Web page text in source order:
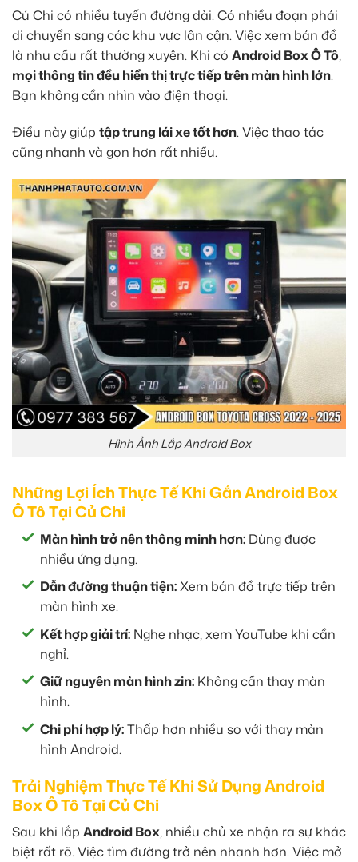
Củ Chi có nhiều tuyến đường dài. Có nhiều đoạn phải
di chuyển sang các khu vực lân cận. Việc xem bản đồ
là nhu cầu rất thường xuyên. Khi có Android Box Ô Tô,
mọi thông tin đều hiển thị trực tiếp trên màn hình lớn.
Bạn không cần nhìn vào điện thoại.
Điều này giúp tập trung lái xe tốt hơn. Việc thao tác
cũng nhanh và gọn hơn rất nhiều.
Hình Ảnh Lắp Android Box
Những Lợi Ích Thực Tế Khi Gắn Android Box
Ô Tô Tại Củ Chi
Màn hình trở nên thông minh hơn: Dùng được
nhiều ứng dụng.
Dẫn đường thuận tiện:Xem bản đồ trực tiếp trên
màn hình xe.
Kết hợp giải trí: Nghe nhạc, xem YouTube khi cần
nghỉ.
Giữ nguyên màn hình zin: Không cần thay màn
hình.
Chi phí hợp lý:Thấp hơn nhiều so với thay màn
hình Android.
Trải Nghiệm Thực Tế Khi Sử Dụng Android
Box Ô Tô Tại Củ Chi
Sau khi lắp Android Box, nhiều chủ xe nhận ra sự khác
biệt rất rõ. Việc tìm đường trở nên nhanh hơn. Việc mở